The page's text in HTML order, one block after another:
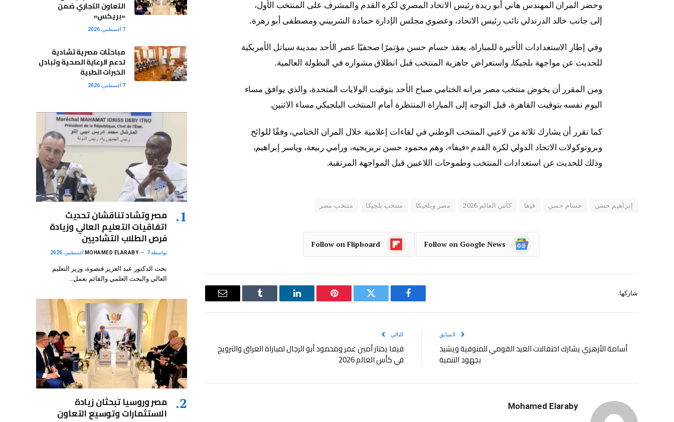
وحضر المران المهندس هاني أبو ريدة رئيس الاتحاد المصري لكرة القدم والمشرف على المنتخب الأول،
إلى جانب خالد الدرندلي نائب رئيس الاتحاد، وعضوي مجلس الإدارة حمادة الشربيني ومصطفى أبو زهرة.
وفي إطار الاستعدادات الأخيرة للمباراة، يعقد حسام حسن مؤتمرًا صحفيًا عصر الأحد بمدينة سياتل الأمريكية
للحديث عن مواجهة بلجيكا، واستعراض جاهزية المنتخب قبل انطلاق مشواره في البطولة العالمية.
ومن المقرر أن يخوض منتخب مصر مرانه الختامي صباح الأحد بتوقيت الولايات المتحدة، والذي يوافق مساء
اليوم نفسه بتوقيت القاهرة، قبل التوجه إلى المباراة المنتظرة أمام المنتخب البلجيكي مساء الاثنين.
كما تقرر أن يشارك ثلاثة من لاعبي المنتخب الوطني في لقاءات إعلامية خلال المران الختامي، وفقًا للوائح
وبروتوكولات الاتحاد الدولي لكرة القدم «فيفا»، وهم محمود حسن تريزيجيه، ورامي ربيعة، وياسر إبراهيم،
وذلك للحديث عن استعدادات المنتخب وطموحات اللاعبين قبل المواجهة المرتقبة.
إبراهيم حسن حسام حسن فيفا كأس العالم 2026 مصر وبلجيكا منتخب بلجيكا منتخب مصر
Follow on Google News
Follow on Flipboard
شاركها.
فيسبوك
تويتر بينتيريستلينكدإن Tumblr
البريد
السابق
أسامة الأزهري يشارك احتفالات العيد القومي للمنوفية ويشيد
بجهود التنمية
التالي
فيفا يختار أمين عمر ومحمود أبو الرجال لمباراة العراق والنرويج
في كأس العالم 2026
Mohamed Elaraby
التعاون التجاري ضمن
«بريكس»
7 أغسطس، 2026
مباحثات مصرية تشادية
لدعم الرعاية الصحية وتبادل
الخبرات الطبية
7 أغسطس، 2026
مصر وتشاد تناقشان تحديث
اتفاقيات التعليم العالي وزيادة
فرص الطلاب التشاديين
بواسطة MOHAMED ELARABY 7 أغسطس، 2026
بحث الدكتور عبد العزيز قنصوة، وزير التعليم
العالي والبحث العلمي والقائم بعمل…
مصر وروسيا تبحثان زيادة
الاستثمارات وتوسيع التعاون